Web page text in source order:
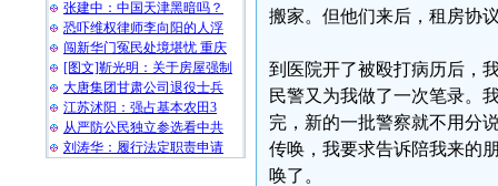
张建中：中国天津黑暗吗？
恐吓维权律师李向阳的人浮
闯新华门冤民处境堪忧 重庆
[图文]靳光明：关于房屋强制
大唐集团甘肃公司退役士兵
江苏沭阳：强占基本农田3
从严防公民独立参选看中共
刘涛华：履行法定职责申请
搬家。但他们来后，租房协
到医院开了被殴打病历后，
民警又为我做了一次笔录。
完，新的一批警察就不用分
传唤，我要求告诉陪我来的
唤了。